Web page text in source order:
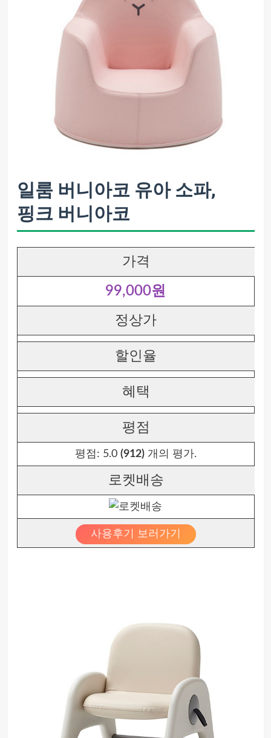
일룸 버니아코 유아 소파,
핑크 버니아코
가격
99,000원
정상가
할인율
혜택
평점
평점: 5.0 (912)개의 평가.
로켓배송
사용후기 보러가기